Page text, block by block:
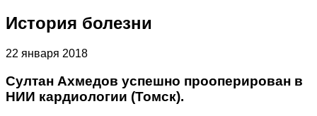
История болезни
22 января 2018
Султан Ахмедов успешно прооперирован в
НИИ кардиологии (Томск).